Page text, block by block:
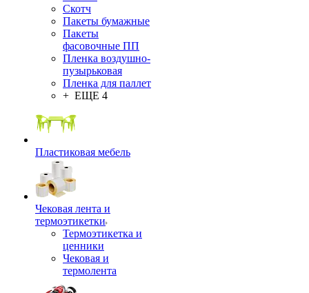
Скотч
Пакеты бумажные
Пакеты
фасовочные ПП
Пленка воздушно-
пузырьковая
Пленка для паллет
+ ЕЩЕ 4
Пластиковая мебель
Чековая лента и
термоэтикетки
Термоэтикетка и
ценники
Чековая и
термолента